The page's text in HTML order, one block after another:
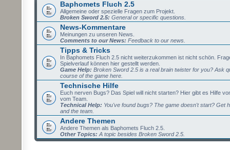
Baphomets Fluch 2.5
Allgemeine oder spezielle Fragen zum Projekt.
Broken Sword 2.5: General or specific questions.
News-Kommentare
Meinungen zu unseren News.
Comments to our News: Feedback to our news.
Tipps & Tricks
In Baphomets Fluch 2.5 nicht weiterzukommen ist nicht schön.
Spielverlauf können hier gestellt werden.
Game Help: Broken Sword 2.5 is a real brain twister for you? Ask
course of the game here.
Technische Hilfe
Euch nerven Bugs? Das Spiel will nicht starten? Hier gibt es Hilfe
vom Team.
Technical Help: You've found bugs? The game doesn't start? Get
and the team.
Andere Themen
Andere Themen als Baphomets Fluch 2.5.
Other Topics: A topic besides Broken Sword 2.5.